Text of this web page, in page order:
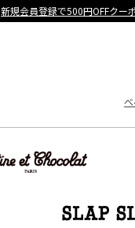
新規会員登録で500円OFFクー